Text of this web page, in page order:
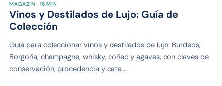
MAGAZIN · 16 MIN
Vinos y Destilados de Lujo: Guía de
Colección
Guía para coleccionar vinos y destilados de lujo: Burdeos,
Borgoña, champagne, whisky, coñac y agaves, con claves de
conservación, procedencia y cata …